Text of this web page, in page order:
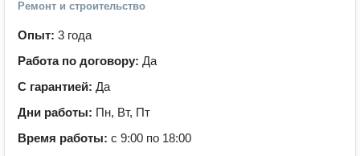
Ремонт и строительство
Опыт: 3 года
Работа по договору: Да
С гарантией: Да
Дни работы: Пн, Вт, Пт
Время работы: с 9:00 по 18:00